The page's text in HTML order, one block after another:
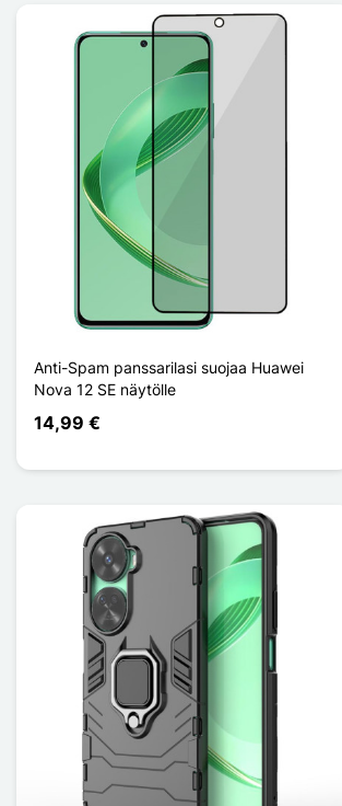
Anti-Spam panssarilasi suojaa Huawei
Nova 12 SE näytölle
14,99 €